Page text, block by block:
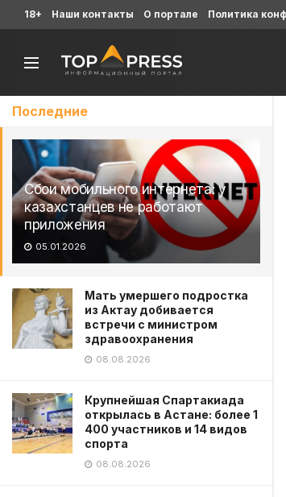
Последние
Сбои мобильного интернета: у
казахстанцев не работают
приложения
05.01.2026
Мать умершего подростка
из Актау добивается
встречи с министром
здравоохранения
08.08.2026
Крупнейшая Спартакиада
открылась в Астане: более 1
400 участников и 14 видов
спорта
08.08.2026
18+ Наши контакты О портале Политика